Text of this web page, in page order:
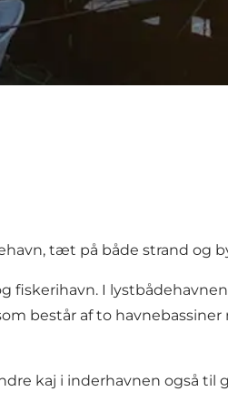
tæt på både strand og
fiskerihavn. I
består af to
kaj i inderhavnen også til